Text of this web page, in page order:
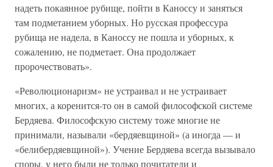
надеть покаянное рубище, пойти в Каноссу и заняться
там подметанием уборных. Но русская профессура
рубища не надела, в Каноссу не пошла и уборных, к
сожалению, не подметает. Она продолжает
пророчествовать».
«Революционаризм» не устраивал и не устраивает
многих, а коренится-то он в самой философской системе
Бердяева. Философскую систему тоже многие не
принимали, называли «бердяевщиной» (а иногда — и
«белибердяевщиной»). Учение Бердяева всегда вызывало
споры, у него были не только почитатели и